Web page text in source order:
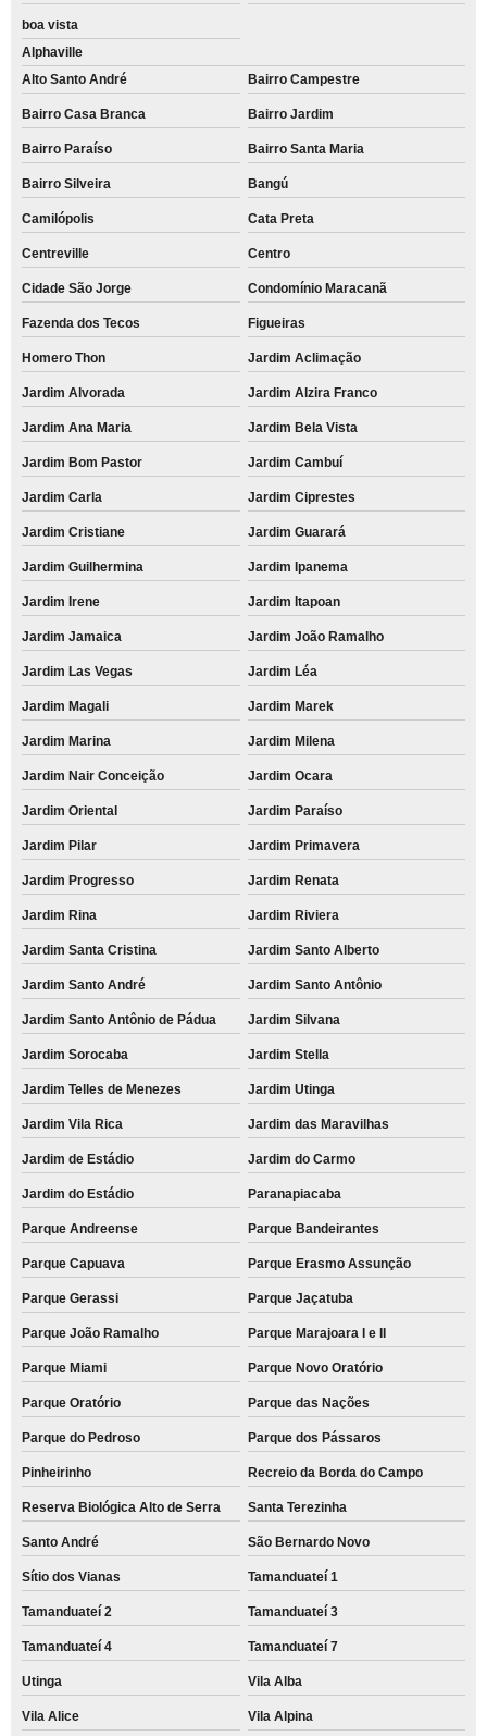
boa vista
Alphaville
Alto Santo André
Bairro Campestre
Bairro Casa Branca Bairro Jardim
Bairro Paraíso Bairro Santa Maria
Bairro Silveira Bangú
Camilópolis Cata Preta
Centreville Centro
Cidade São Jorge Condomínio Maracanã
Fazenda dos Tecos Figueiras
Homero Thon Jardim Aclimação
Jardim Alvorada Jardim Alzira Franco
Jardim Ana Maria Jardim Bela Vista
Jardim Bom Pastor Jardim Cambuí
Jardim Carla Jardim Ciprestes
Jardim Cristiane Jardim Guarará
Jardim Guilhermina Jardim Ipanema
Jardim Irene Jardim Itapoan
Jardim Jamaica Jardim João Ramalho
Jardim Las Vegas Jardim Léa
Jardim Magali Jardim Marek
Jardim Marina Jardim Milena
Jardim Nair Conceição Jardim Ocara
Jardim Oriental Jardim Paraíso
Jardim Pilar Jardim Primavera
Jardim Progresso Jardim Renata
Jardim Rina Jardim Riviera
Jardim Santa Cristina Jardim Santo Alberto
Jardim Santo André Jardim Santo Antônio
Jardim Santo Antônio de Pádua Jardim Silvana
Jardim Sorocaba Jardim Stella
Jardim Telles de Menezes Jardim Utinga
Jardim Vila Rica Jardim das Maravilhas
Jardim de Estádio Jardim do Carmo
Jardim do Estádio Paranapiacaba
Parque Andreense Parque Bandeirantes
Parque Capuava Parque Erasmo Assunção
Parque Gerassi Parque Jaçatuba
Parque João Ramalho Parque Marajoara I e II
Parque Miami Parque Novo Oratório
Parque Oratório Parque das Nações
Parque do Pedroso Parque dos Pássaros
Pinheirinho Recreio da Borda do Campo
Reserva Biológica Alto de Serra Santa Terezinha
Santo André São Bernardo Novo
Sítio dos Vianas Tamanduateí 1
Tamanduateí 2 Tamanduateí 3
Tamanduateí 4 Tamanduateí 7
Utinga Vila Alba
Vila Alice Vila Alpina